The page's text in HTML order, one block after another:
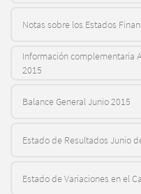
Notas sobre los Estados
Información complementaria
2015
Balance General Junio 2015
Estado de Resultados Junio
Estado de Variaciones en el